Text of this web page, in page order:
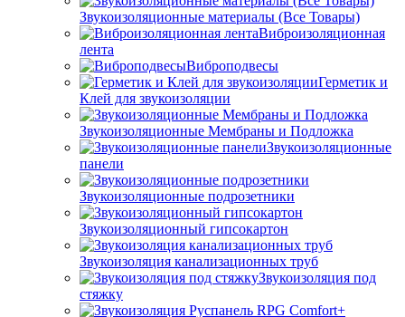
Звукоизоляционные материалы (Все Товары)
Виброизоляционная
лента
Виброподвесы
Герметик и
Клей для звукоизоляции
Звукоизоляционные Мембраны и Подложка
Звукоизоляционные
панели
Звукоизоляционные подрозетники
Звукоизоляционный гипсокартон
Звукоизоляция канализационных труб
Звукоизоляция под
стяжку